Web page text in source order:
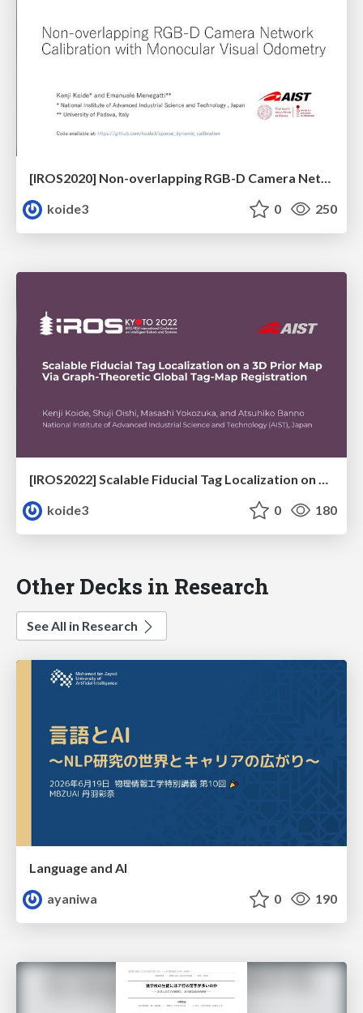
[IROS2020] Non-overlapping RGB-D Camera Network Calibration with Monocular Visual Odometry
koide3
0 250
[IROS2022] Scalable Fiducial Tag Localization on a 3D Prior Map Via Graph-Theoretic Global Tag-Map Registration
koide3
0 180
Other Decks in Research
See All in Research
Language and AI
ayaniwa
0 190